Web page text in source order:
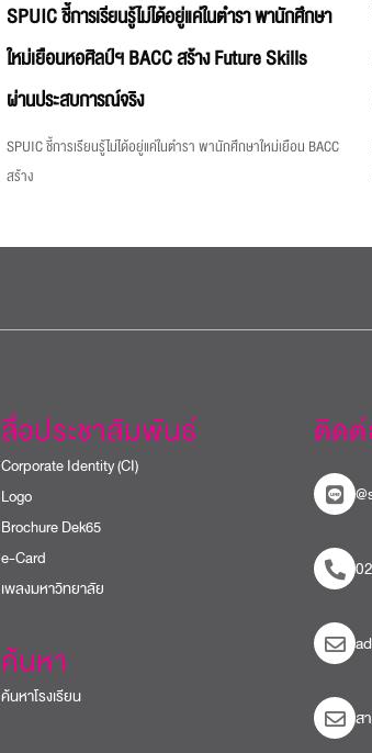
SPUIC ชี้การเรียนรู้ไม่ได้อยู่แค่ในตำรา พานักศึกษา
ใหม่เยือนหอศิลป์ฯ BACC สร้าง Future Skills
ผ่านประสบการณ์จริง
SPUIC ชี้การเรียนรู้ไม่ได้อยู่แค่ในตำรา พานักศึกษาใหม่เยือน BACC
สร้าง
สื่อประชาสัมพันธ์
Corporate Identity (CI)
Logo
Brochure Dek65
e-Card
เพลงมหาวิทยาลัย
ค้นหา
ค้นหาโรงเรียน
ติดต่
ส